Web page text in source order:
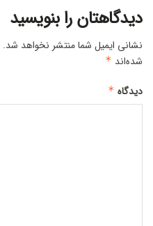
دیدگاهتان را بنویسید
نشانی ایمیل شما منتشر نخواهد شد.
شده‌اند *
دیدگاه *